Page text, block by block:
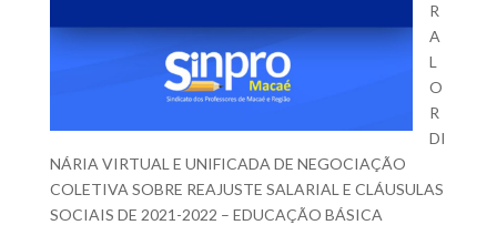
R
A
L
O
R
DI
NÁRIA VIRTUAL E UNIFICADA DE NEGOCIAÇÃO
COLETIVA SOBRE REAJUSTE SALARIAL E CLÁUSULAS
SOCIAIS DE 2021-2022 – EDUCAÇÃO BÁSICA